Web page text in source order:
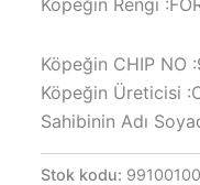
Köpeğin CHIP NO
Köpeğin Üreticisi
Sahibinin Adı
Stok kodu: